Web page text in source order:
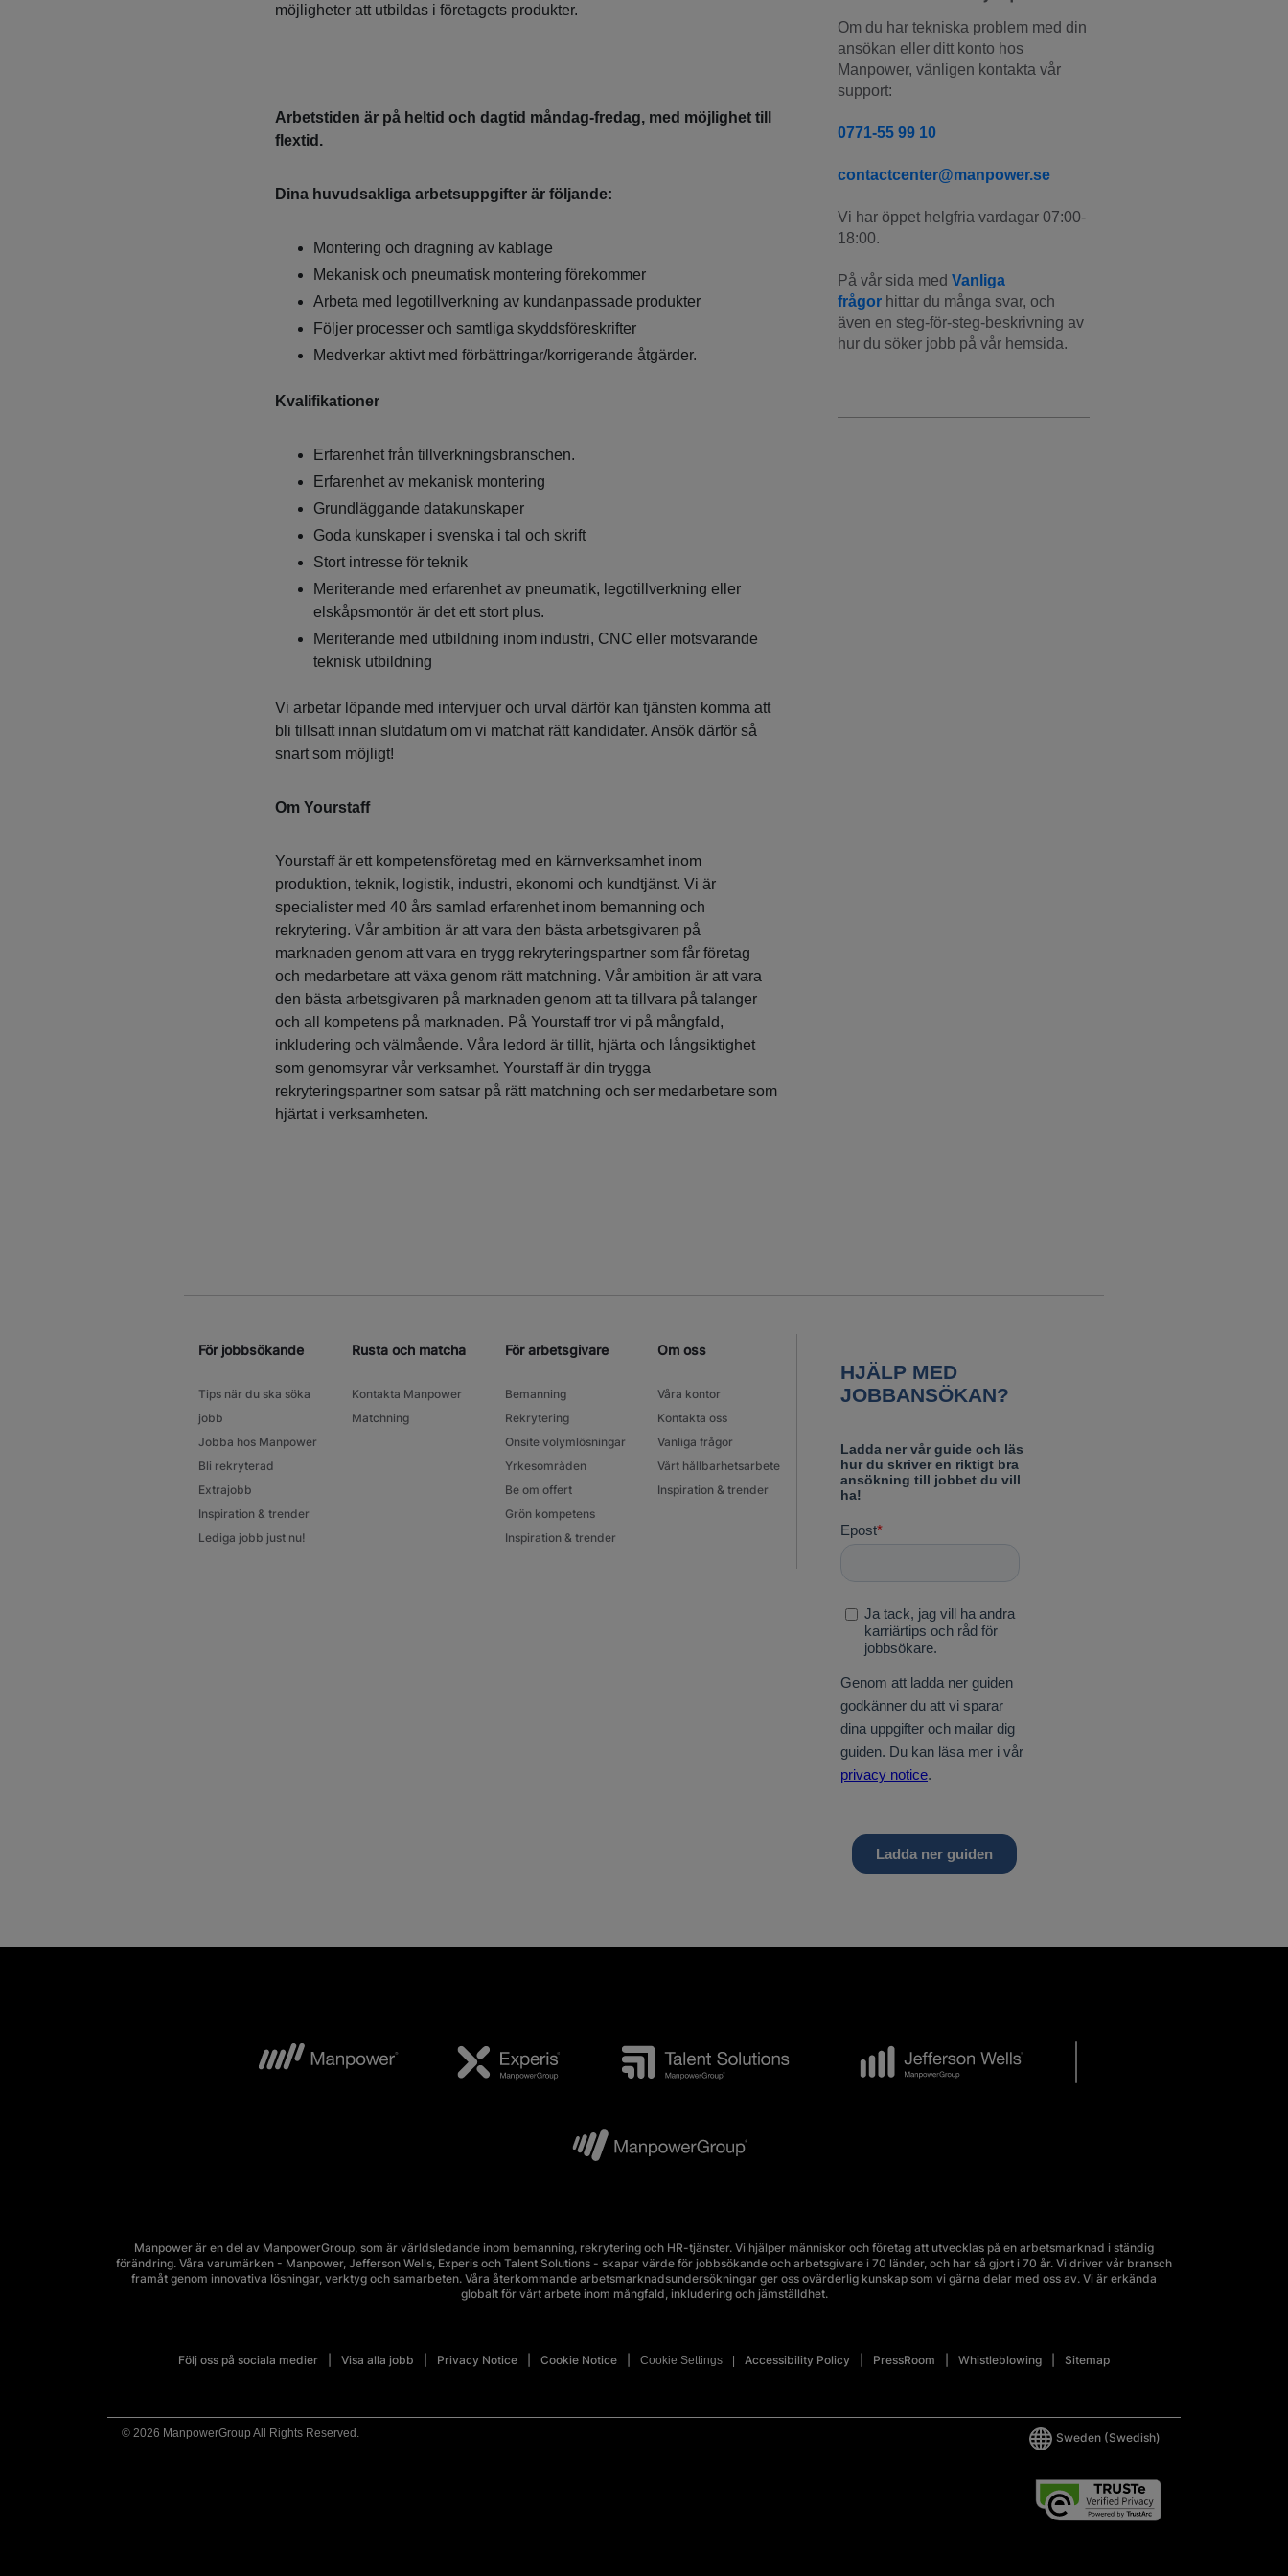
möjligheter att utbildas i företagets produkter.
Arbetstiden är på heltid och dagtid måndag-fredag, med möjlighet till
flextid.
Dina huvudsakliga arbetsuppgifter är följande:
Montering och dragning av kablage
Mekanisk och pneumatisk montering förekommer
Arbeta med legotillverkning av kundanpassade produkter
Följer processer och samtliga skyddsföreskrifter
Medverkar aktivt med förbättringar/korrigerande åtgärder.
Kvalifikationer
Erfarenhet från tillverkningsbranschen.
Erfarenhet av mekanisk montering
Grundläggande datakunskaper
Goda kunskaper i svenska i tal och skrift
Stort intresse för teknik
Meriterande med erfarenhet av pneumatik, legotillverkning eller
elskåpsmontör är det ett stort plus.
Meriterande med utbildning inom industri, CNC eller motsvarande
teknisk utbildning
Vi arbetar löpande med intervjuer och urval därför kan tjänsten komma att
bli tillsatt innan slutdatum om vi matchat rätt kandidater. Ansök därför så
snart som möjligt!
Om Yourstaff
Yourstaff är ett kompetensföretag med en kärnverksamhet inom
produktion, teknik, logistik, industri, ekonomi och kundtjänst. Vi är
specialister med 40 års samlad erfarenhet inom bemanning och
rekrytering. Vår ambition är att vara den bästa arbetsgivaren på
marknaden genom att vara en trygg rekryteringspartner som får företag
och medarbetare att växa genom rätt matchning. Vår ambition är att vara
den bästa arbetsgivaren på marknaden genom att ta tillvara på talanger
och all kompetens på marknaden. På Yourstaff tror vi på mångfald,
inkludering och välmående. Våra ledord är tillit, hjärta och långsiktighet
som genomsyrar vår verksamhet. Yourstaff är din trygga
rekryteringspartner som satsar på rätt matchning och ser medarbetare som
hjärtat i verksamheten.
Om du har tekniska problem med din
ansökan eller ditt konto hos
Manpower, vänligen kontakta vår
support:
0771-55 99 10
contactcenter@manpower.se
Vi har öppet helgfria vardagar 07:00-
18:00.
På vår sida med Vanliga
frågor hittar du många svar, och
även en steg-för-steg-beskrivning av
hur du söker jobb på vår hemsida.
För jobbsökande
Tips när du ska söka
jobb
Jobba hos Manpower
Bli rekryterad
Extrajobb
Inspiration & trender
Lediga jobb just nu!
Rusta och matcha
Kontakta Manpower
Matchning
För arbetsgivare
Bemanning
Rekrytering
Onsite volymlösningar
Yrkesområden
Be om offert
Grön kompetens
Inspiration & trender
Om oss
Våra kontor
Kontakta oss
Vanliga frågor
Vårt hållbarhetsarbete
Inspiration & trender
Manpower är en del av ManpowerGroup, som är världsledande inom bemanning, rekrytering och HR-tjänster. Vi hjälper människor och företag att utvecklas på en arbetsmarknad i ständig
förändring. Våra varumärken - Manpower, Jefferson Wells, Experis och Talent Solutions - skapar värde för jobbsökande och arbetsgivare i 70 länder, och har så gjort i 70 år. Vi driver vår bransch
framåt genom innovativa lösningar, verktyg och samarbeten. Våra återkommande arbetsmarknadsundersökningar ger oss ovärderlig kunskap som vi gärna delar med oss av. Vi är erkända
globalt för vårt arbete inom mångfald, inkludering och jämställdhet.
Följ oss på sociala medier Visa alla jobb Privacy Notice Cookie Notice Cookie Settings Accessibility Policy PressRoom Whistleblowing Sitemap
© 2026 ManpowerGroup All Rights Reserved. Sweden (Swedish)